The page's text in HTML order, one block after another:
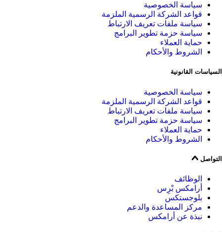
سياسة الخصوصية
قواعد الشركة الرسمية الملزمة
سياسة ملفات تعريف الارتباط
سياسة حزمة تطوير البرامج
حماية العملاء
الشروط والأحكام
السياسات القانونية
سياسة الخصوصية
قواعد الشركة الرسمية الملزمة
سياسة ملفات تعريف الارتباط
سياسة حزمة تطوير البرامج
حماية العملاء
الشروط والأحكام
التواصل
الوظائف
أرامكس بْرِس
بلوجستكس
مركز المساعدة والدعم
نبذة عن أرامكس